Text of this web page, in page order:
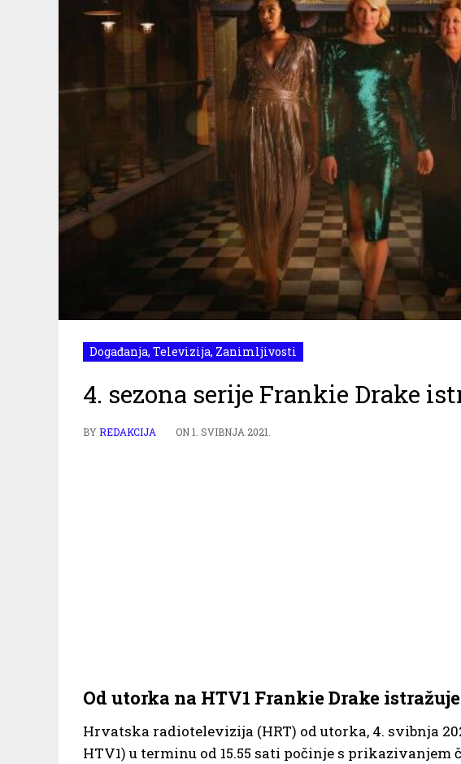
Događanja, Televizija, Zanimljivosti
4. sezona serije Frankie Drake
BYREDAKCIJA ON1. SVIBNJA 2021.
Od utorka na HTV1 Frankie Drake istražuje
Hrvatska radiotelevizija (HRT) od utorka, 4. svibnja
HTV1) u terminu od 15.55 sati počinje s prikazivanjem